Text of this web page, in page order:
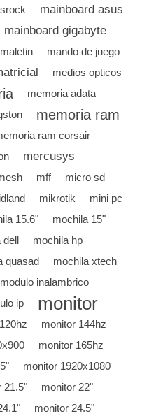
mainboard asus
mainboard gigabyte
maletin
mando de juego
medios opticos
memoria adata
memoria ram
ram corsair
mercusys
mff
micro sd
mikrotik
mini pc
15.6"
mochila 15"
dell
mochila hp
quasad
mochila xtech
modulo inalambrico
ip monitor
monitor 144hz
monitor 165hz
monitor 1920x1080
21.5"
monitor 22"
monitor 24.5"